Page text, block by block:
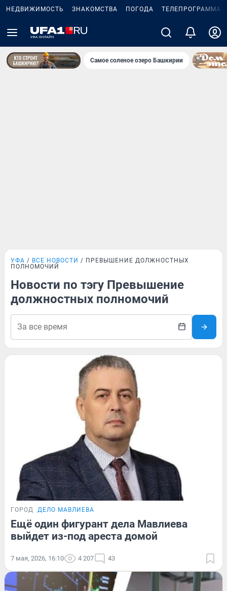
НЕДВИЖИМОСТЬ ЗНАКОМСТВА ПОГОДА ТЕЛЕПРОГРАММА
Самое соленое озеро Башкирии
УФА ВСЕ НОВОСТИ
ПРЕВЫШЕНИЕ ДОЛЖНОСТНЫХ
ПОЛНОМОЧИЙ
Новости по тэгу Превышение
должностных полномочий
ГОРОД ДЕЛО МАВЛИЕВА
Ещё один фигурант дела Мавлиева
выйдет из-под ареста домой
7 мая, 2026, 16:10 4 207 43